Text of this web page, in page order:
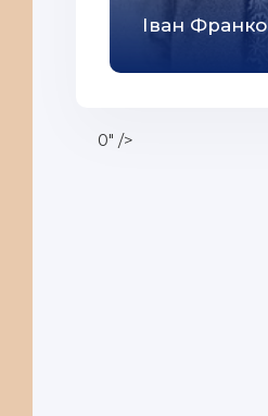
Іван Франко
0" />